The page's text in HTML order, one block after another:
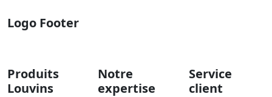
Logo Footer
Produits
Louvins
Notre
expertise
Service
client